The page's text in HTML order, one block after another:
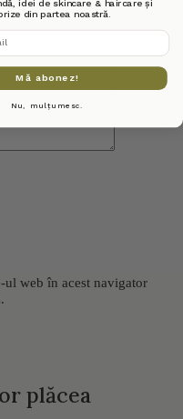
ul web în acest navigator
plăcea
idei de skincare & haircare și
din partea noastră.
Mă abonez!
Nu, mulțumesc.